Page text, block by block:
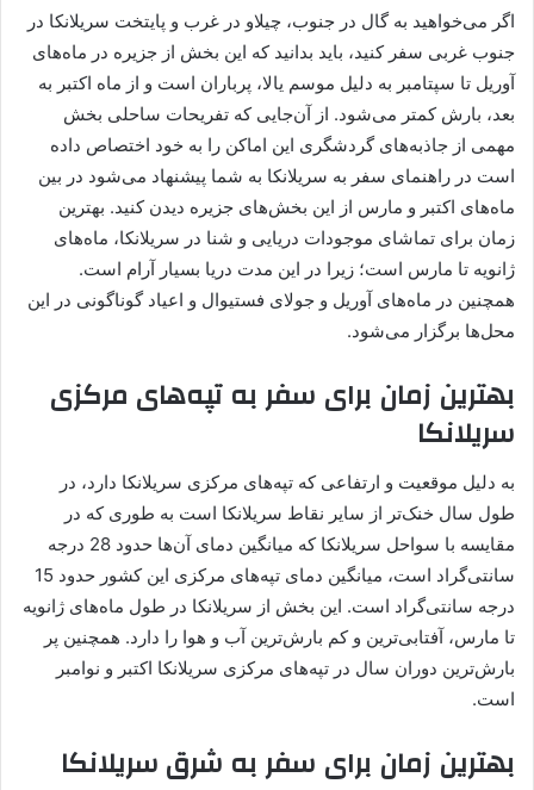
اگر می‌خواهید به گال در جنوب، چیلاو در غرب و پایتخت سریلانکا در
جنوب غربی سفر کنید، باید بدانید که این بخش از جزیره در ماه‌های
آوریل تا سپتامبر به دلیل موسم یالا، پرباران است و از ماه اکتبر به
بعد، بارش کمتر می‌شود. از آن‌جایی که تفریحات ساحلی بخش
مهمی از جاذبه‌های گردشگری این اماکن را به خود اختصاص داده
است در راهنمای سفر به سریلانکا به شما پیشنهاد می‌شود در بین
ماه‌های اکتبر و مارس از این بخش‌های جزیره دیدن کنید. بهترین
زمان برای تماشای موجودات دریایی و شنا در سریلانکا، ماه‌های
ژانویه تا مارس است؛ زیرا در این مدت دریا بسیار آرام است.
همچنین در ماه‌های آوریل و جولای فستیوال و اعیاد گوناگونی در این
محل‌ها برگزار می‌شود.
بهترین زمان برای سفر به تپه‌های مرکزی
سریلانکا
به دلیل موقعیت و ارتفاعی که تپه‌های مرکزی سریلانکا دارد، در
طول سال خنک‌تر از سایر نقاط سریلانکا است به طوری که در
مقایسه با سواحل سریلانکا که میانگین دمای آن‌ها حدود 28 درجه
سانتی‌گراد است، میانگین دمای تپه‌های مرکزی این کشور حدود 15
درجه سانتی‌گراد است. این بخش از سریلانکا در طول ماه‌های ژانویه
تا مارس، آفتابی‌ترین و کم بارش‌ترین آب و هوا را دارد. همچنین پر
بارش‌ترین دوران سال در تپه‌های مرکزی سریلانکا اکتبر و نوامبر
است.
بهترین زمان برای سفر به شرق سریلانکا